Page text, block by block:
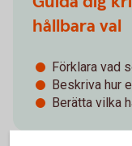
hållbara val
Förklara vad
Beskriva hur
Berätta vilka